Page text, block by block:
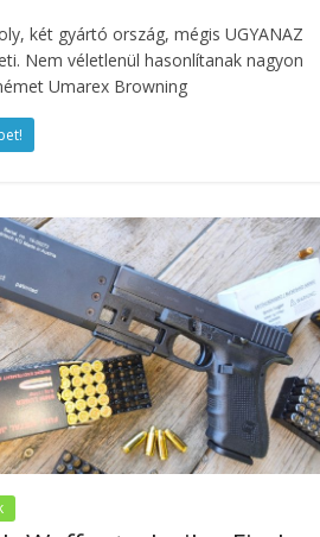
két gyártó ország, mégis UGYANAZ
Nem véletlenül hasonlítanak nagyon
Umarex Browning